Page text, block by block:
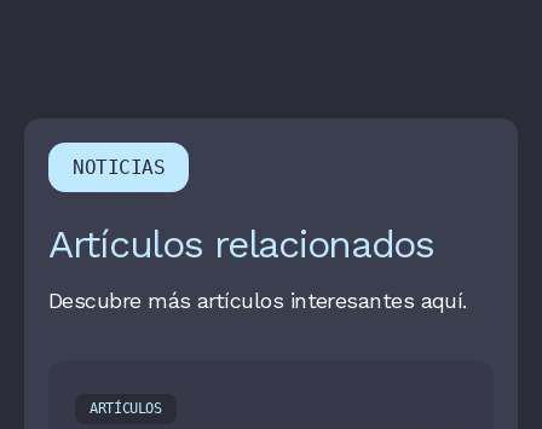
NOTICIAS
Artículos relacionados
Descubre más artículos interesantes aquí.
ARTÍCULOS